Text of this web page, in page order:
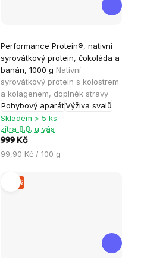
Performance Protein®, nativní
syrovátkový protein, čokoláda a
banán, 1000 g Nativní
syrovátkový protein s kolostrem
a kolagenem, doplněk stravy
Pohybový aparátVýživa svalů
hodnocení
produktu
je
4,7
z
5
hvězdiček.
Skladem > 5 ks
zítra 8.8. u vás
999 Kč
Měrná
99,90 Kč / 100 g
–5 %